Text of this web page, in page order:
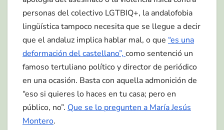
personas del colectivo LGTBIQ+, la andalofobia
lingüística tampoco necesita que se llegue a decir
que el andaluz implica hablar mal, o que “es una
deformación del castellano”, como sentenció un
famoso tertuliano político y director de periódico
en una ocasión. Basta con aquella admonición de
“eso si quieres lo haces en tu casa; pero en
público, no”. Que se lo pregunten a María Jesús
Montero.